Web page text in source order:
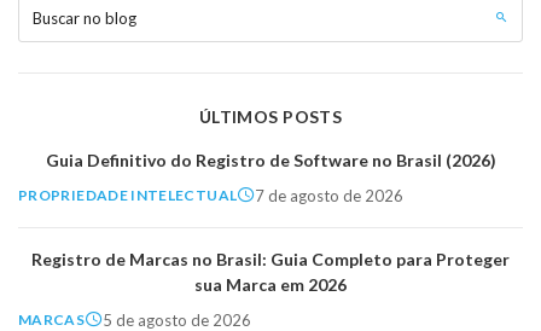
Buscar no blog
ÚLTIMOS POSTS
Guia Definitivo do Registro de Software no Brasil (2026)
PROPRIEDADE INTELECTUAL 7 de agosto de 2026
Registro de Marcas no Brasil: Guia Completo para Proteger
sua Marca em 2026
MARCAS 5 de agosto de 2026